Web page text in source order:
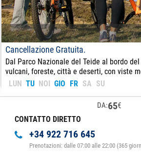
Cancellazione Gratuita.
Dal Parco Nazionale del Teide al bordo
vulcani, foreste, città e deserti, con viste
discesa, senza pedalare!
LUN TU NOI GIO FR SA SU
DA:65€
CONTATTO DIRETTO
+34 922 716 645
Prenotazioni: dalle 07:00 alle 22:00 (365